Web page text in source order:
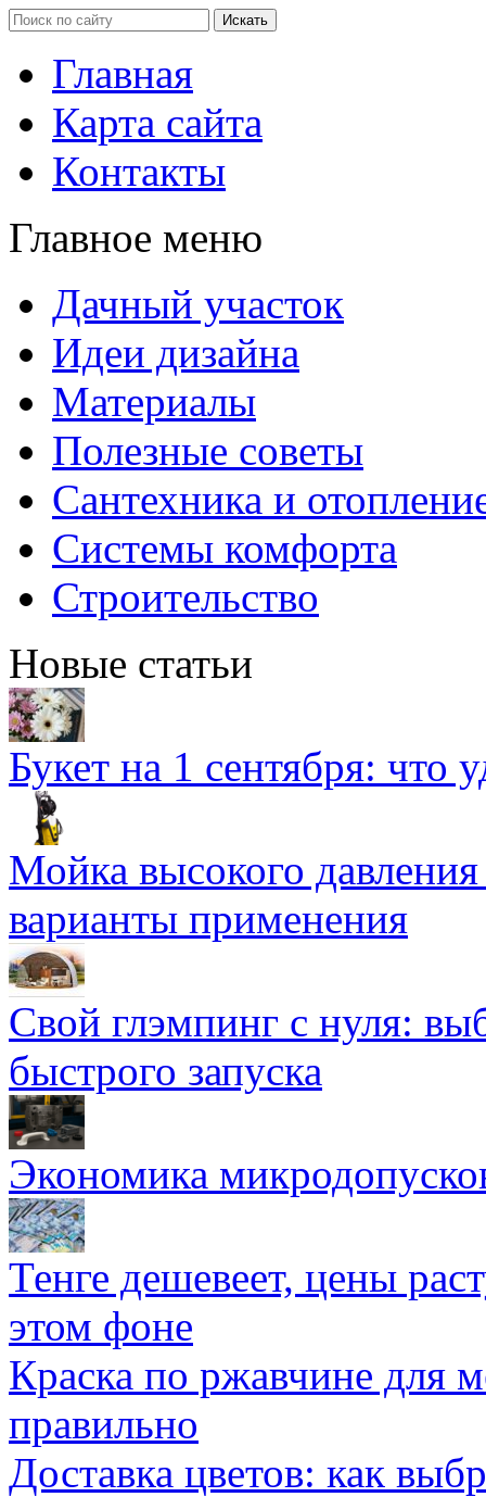
Главная
Карта сайта
Контакты
Главное меню
Дачный участок
Идеи дизайна
Материалы
Полезные советы
Сантехника и
Системы комфорта
Строительство
Новые статьи
Букет на 1 сентября: что
Мойка высокого
варианты применения
Свой глэмпинг с нуля:
быстрого запуска
Экономика
Тенге дешевеет, цены
этом фоне
Краска по ржавчине для
правильно
Доставка цветов: как